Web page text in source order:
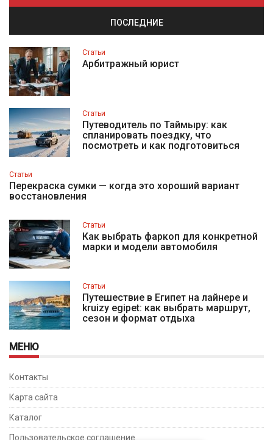
ПОСЛЕДНИЕ
Статьи
Арбитражный юрист
Статьи
Путеводитель по Таймыру: как
спланировать поездку, что
посмотреть и как подготовиться
Статьи
Перекраска сумки — когда это хороший вариант
восстановления
Статьи
Как выбрать фаркоп для конкретной
марки и модели автомобиля
Статьи
Путешествие в Египет на лайнере и
kruizy egipet: как выбрать маршрут,
сезон и формат отдыха
МЕНЮ
Контакты
Карта сайта
Каталог
Пользовательское соглашение